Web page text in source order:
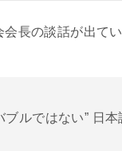
長の談話が出てい
ブルではない” 日